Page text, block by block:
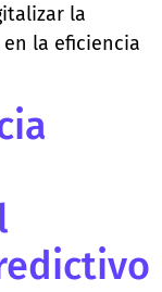
la
la eficiencia